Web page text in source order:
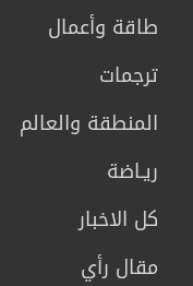
طاقة وأعمال
ترجمات
المنطقة والعالم
ريـاضة
كل الاخبار
مقال رأي